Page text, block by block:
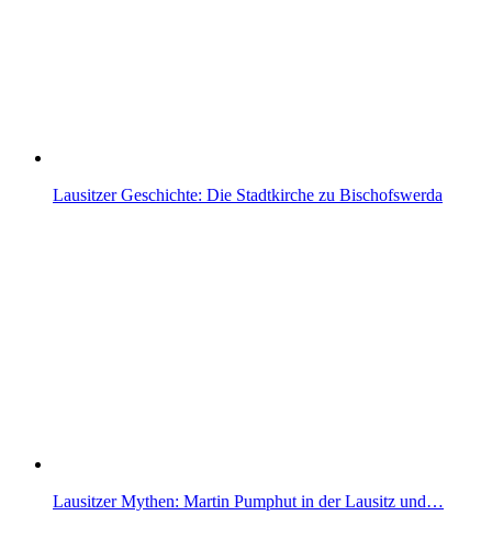
Lausitzer Geschichte: Die Stadtkirche zu Bischofswerda
Lausitzer Mythen: Martin Pumphut in der Lausitz und…